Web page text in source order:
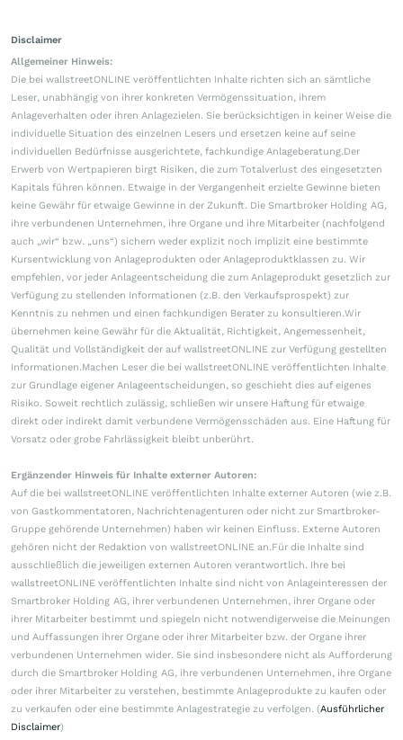
Disclaimer
Allgemeiner Hinweis:
Die bei wallstreetONLINE veröffentlichten Inhalte richten sich an sämtliche
Leser, unabhängig von ihrer konkreten Vermögenssituation, ihrem
Anlageverhalten oder ihren Anlagezielen. Sie berücksichtigen in keiner Weise die
individuelle Situation des einzelnen Lesers und ersetzen keine auf seine
individuellen Bedürfnisse ausgerichtete, fachkundige Anlageberatung.Der
Erwerb von Wertpapieren birgt Risiken, die zum Totalverlust des eingesetzten
Kapitals führen können. Etwaige in der Vergangenheit erzielte Gewinne bieten
keine Gewähr für etwaige Gewinne in der Zukunft. Die Smartbroker Holding AG,
ihre verbundenen Unternehmen, ihre Organe und ihre Mitarbeiter (nachfolgend
auch „wir“ bzw. „uns“) sichern weder explizit noch implizit eine bestimmte
Kursentwicklung von Anlageprodukten oder Anlageproduktklassen zu. Wir
empfehlen, vor jeder Anlageentscheidung die zum Anlageprodukt gesetzlich zur
Verfügung zu stellenden Informationen (z.B. den Verkaufsprospekt) zur
Kenntnis zu nehmen und einen fachkundigen Berater zu konsultieren.Wir
übernehmen keine Gewähr für die Aktualität, Richtigkeit, Angemessenheit,
Qualität und Vollständigkeit der auf wallstreetONLINE zur Verfügung gestellten
Informationen.Machen Leser die bei wallstreetONLINE veröffentlichten Inhalte
zur Grundlage eigener Anlageentscheidungen, so geschieht dies auf eigenes
Risiko. Soweit rechtlich zulässig, schließen wir unsere Haftung für etwaige
direkt oder indirekt damit verbundene Vermögensschäden aus. Eine Haftung für
Vorsatz oder grobe Fahrlässigkeit bleibt unberührt.
Ergänzender Hinweis für Inhalte externer Autoren:
Auf die bei wallstreetONLINE veröffentlichten Inhalte externer Autoren (wie z.B.
von Gastkommentatoren, Nachrichtenagenturen oder nicht zur Smartbroker-
Gruppe gehörende Unternehmen) haben wir keinen Einfluss. Externe Autoren
gehören nicht der Redaktion von wallstreetONLINE an.Für die Inhalte sind
ausschließlich die jeweiligen externen Autoren verantwortlich. Ihre bei
wallstreetONLINE veröffentlichten Inhalte sind nicht von Anlageinteressen der
Smartbroker Holding AG, ihrer verbundenen Unternehmen, ihrer Organe oder
ihrer Mitarbeiter bestimmt und spiegeln nicht notwendigerweise die Meinungen
und Auffassungen ihrer Organe oder ihrer Mitarbeiter bzw. der Organe ihrer
verbundenen Unternehmen wider. Sie sind insbesondere nicht als Aufforderung
durch die Smartbroker Holding AG, ihre verbundenen Unternehmen, ihre Organe
oder ihrer Mitarbeiter zu verstehen, bestimmte Anlageprodukte zu kaufen oder
zu verkaufen oder eine bestimmte Anlagestrategie zu verfolgen. (Ausführlicher
Disclaimer)